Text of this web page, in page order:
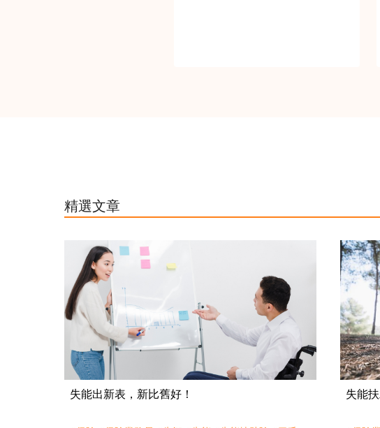
精選文章
失能出新表，新比舊好！ 失能